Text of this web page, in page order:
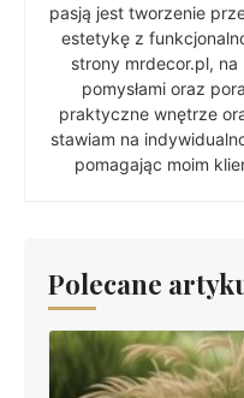
pasją jest tworzenie
estetykę z
strony mrdecor.pl,
pomysłami oraz
praktyczne wnętrze
stawiam na
pomagając moim
Polecane